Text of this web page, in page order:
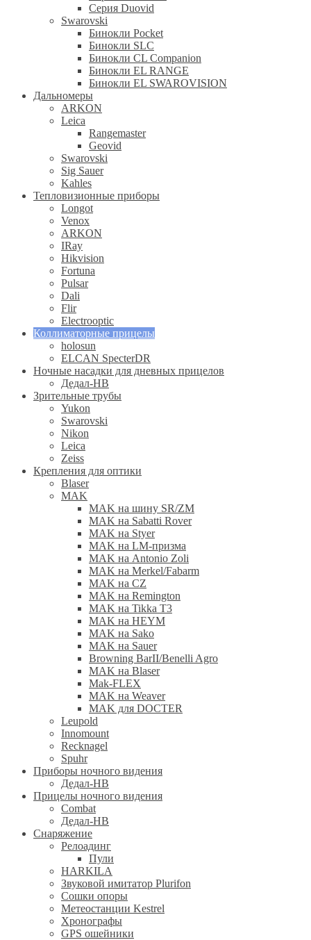
Серия Duovid
Swarovski
Бинокли Pocket
Бинокли SLC
Бинокли CL Companion
Бинокли EL RANGE
Бинокли EL SWAROVISION
Дальномеры
ARKON
Leica
Rangemaster
Geovid
Swarovski
Sig Sauer
Kahles
Тепловизионные приборы
Longot
Venox
ARKON
IRay
Hikvision
Fortuna
Pulsar
Dali
Flir
Electrooptic
Коллиматорные прицелы
holosun
ELCAN SpecterDR
Ночные насадки для дневных прицелов
Дедал-НВ
Зрительные трубы
Yukon
Swarovski
Nikon
Leica
Zeiss
Крепления для оптики
Blaser
MAK
MAK на шину SR/ZM
MAK на Sabatti Rover
MAK на Styer
MAK на LM-призма
MAK на Antonio Zoli
MAK на Merkel/Fabarm
MAK на CZ
MAK на Remington
MAK на Tikka T3
MAK на HEYM
MAK на Sako
MAK на Sauer
Browning BarII/Benelli Agro
MAK на Blaser
Mak-FLEX
MAK на Weaver
MAK для DOCTER
Leupold
Innomount
Recknagel
Spuhr
Приборы ночного видения
Дедал-НВ
Прицелы ночного видения
Combat
Дедал-НВ
Снаряжение
Релоадинг
Пули
HARKILA
Звуковой имитатор Plurifon
Сошки опоры
Метеостанции Kestrel
Хронографы
GPS ошейники